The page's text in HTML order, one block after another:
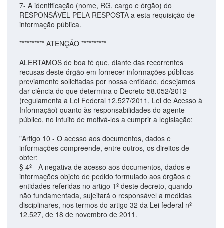
7- A identificação (nome, RG, cargo e órgão) do
RESPONSÁVEL PELA RESPOSTA a esta requisição de
informação pública.
********** ATENÇÃO **********
ALERTAMOS de boa fé que, diante das recorrentes
recusas deste órgão em fornecer informações públicas
previamente solicitadas por nossa entidade, desejamos
dar ciência do que determina o Decreto 58.052/2012
(regulamenta a Lei Federal 12.527/2011, Lei de Acesso à
Informação) quanto às responsabilidades do agente
público, no intuito de motivá-los a cumprir a legislação:
"Artigo 10 - O acesso aos documentos, dados e
informações compreende, entre outros, os direitos de
obter:
§ 4º - A negativa de acesso aos documentos, dados e
informações objeto de pedido formulado aos órgãos e
entidades referidas no artigo 1º deste decreto, quando
não fundamentada, sujeitará o responsável a medidas
disciplinares, nos termos do artigo 32 da Lei federal nº
12.527, de 18 de novembro de 2011.